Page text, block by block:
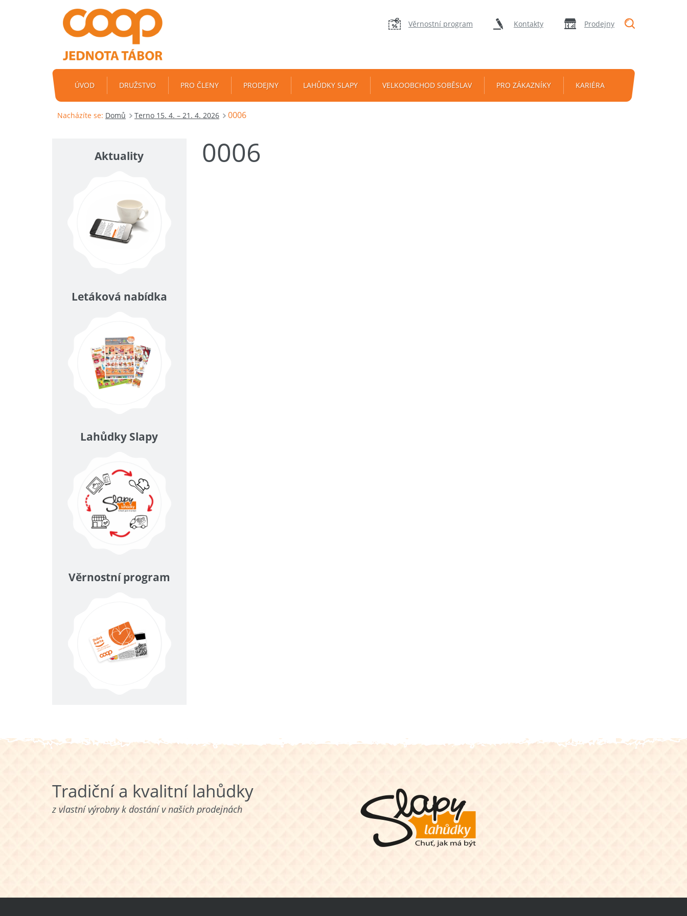
Věrnostní program Kontakty Prodejny
ÚVOD DRUŽSTVO PRO ČLENY PRODEJNY LAHŮDKY SLAPY VELKOOBCHOD SOBĚSLAV PRO ZÁKAZNÍKY KARIÉRA
Nacházíte se: Domů Terno 15. 4. – 21. 4. 2026 0006
0006
Aktuality
Letáková nabídka
Lahůdky Slapy
Věrnostní program
Tradiční a kvalitní lahůdky
z vlastní výrobny k dostání v našich prodejnách